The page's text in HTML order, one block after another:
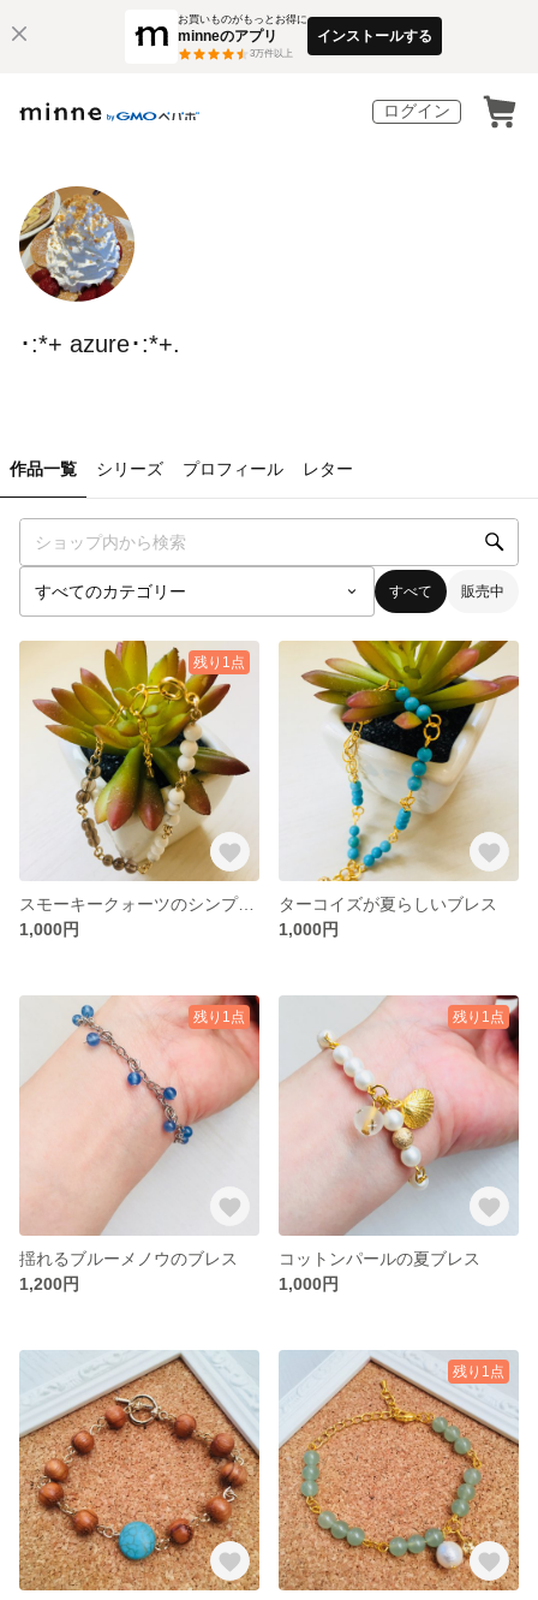
お買いものがもっとお得に
minneのアプリ
3万件以上
インストールする
ログイン
･:*+ azure･:*+.
作品一覧 シリーズ プロフィール レター
すべて 販売中
残り1点
スモーキークォーツのシンプルなブレス
1,000円
ターコイズが夏らしいブレス
1,000円
残り1点
揺れるブルーメノウのブレス
1,200円
残り1点
コットンパールの夏ブレス
1,000円
残り1点